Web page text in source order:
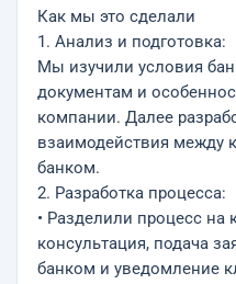
Как мы это сделали
1. Анализ и подготовка:
Мы изучили условия
документам и
компании. Далее
взаимодействия между
банком.
2. Разработка процесса:
• Разделили процесс
консультация, подача
банком и уведомление